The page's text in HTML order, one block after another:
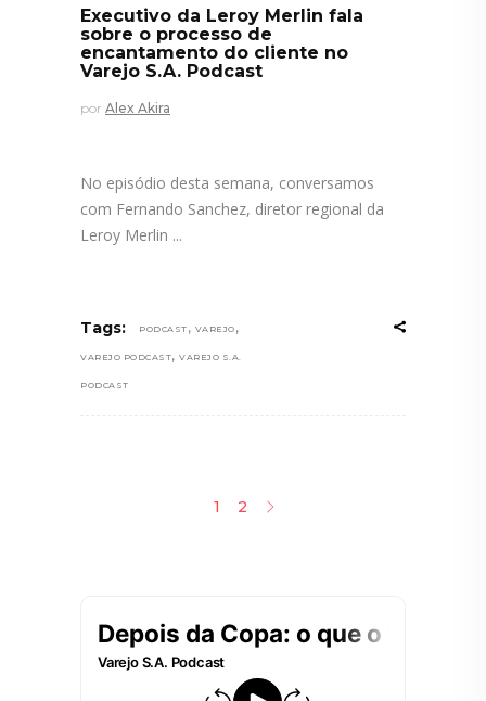
Executivo da Leroy Merlin fala
sobre o processo de
encantamento do cliente no
Varejo S.A. Podcast
por Alex Akira
No episódio desta semana, conversamos
com Fernando Sanchez, diretor regional da
Leroy Merlin
Tags: PODCAST , VAREJO ,
VAREJO PODCAST, VAREJO S.A.
PODCAST
1 2